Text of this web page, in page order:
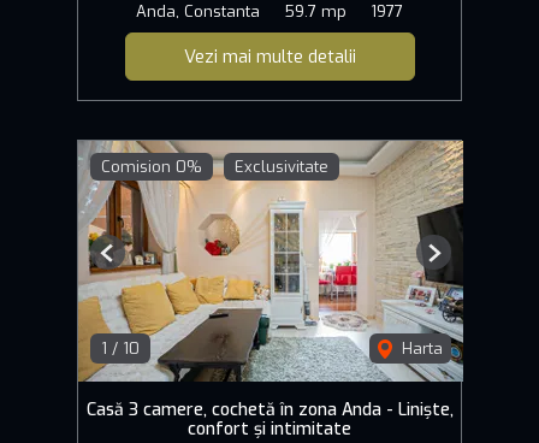
Anda, Constanta
59.7 mp 1977
Vezi mai multe detalii
Comision 0% Exclusivitate
1 / 10 Harta
Previous Next
Casă 3 camere, cochetă în zona Anda - Liniște,
confort și intimitate